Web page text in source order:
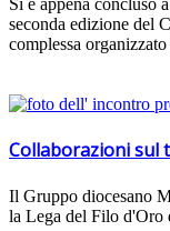
Si è appena concluso
seconda edizione del
complessa
Collaborazioni sul
Il Gruppo diocesano
la Lega del Filo d'Oro